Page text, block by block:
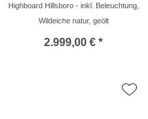
Highboard Hillsboro - inkl. Beleuchtung,
Wildeiche natur, geölt
2.999,00 € *